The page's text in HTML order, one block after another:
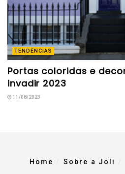
TENDÊNCIAS
Portas coloridas e
invadir 2023
11/08/2023
Home Sobre a Joli